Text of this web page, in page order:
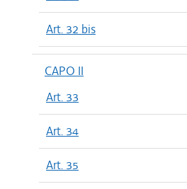
Art. 32 bis
CAPO II
Art. 33
Art. 34
Art. 35